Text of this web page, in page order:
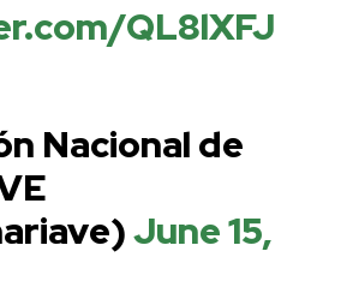
QL8lXFJ
Nacional de
June 15,